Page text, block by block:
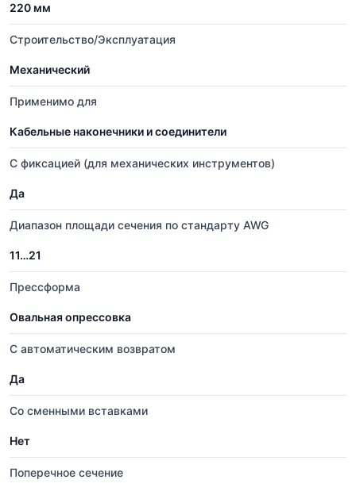
220 мм
Строительство/Эксплуатация
Механический
Применимо для
Кабельные наконечники и соединители
С фиксацией (для механических инструментов)
Да
Диапазон площади сечения по стандарту AWG
11…21
Прессформа
Овальная опрессовка
С автоматическим возвратом
Да
Со сменными вставками
Нет
Поперечное сечение